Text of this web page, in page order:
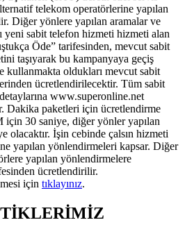
telekom operatörlerine yapılan
Diğer yönlere yapılan aramalar ve
yeni sabit telefon hizmeti hizmeti alan
Öde” tarifesinden, mevcut sabit
taşıyarak bu kampanyaya geçiş
kullanmakta oldukları mevcut sabit
ücretlendirilecektir. Tüm sabit
www.superonline.net
Dakika paketleri için ücretlendirme
30 saniye, diğer yönler yapılan
olacaktır. İşin cebinde çalsın hizmeti
yapılan yönlendirmeleri kapsar. Diğer
yapılan yönlendirmelere
ücretlendirilir.
için tıklayınız​.